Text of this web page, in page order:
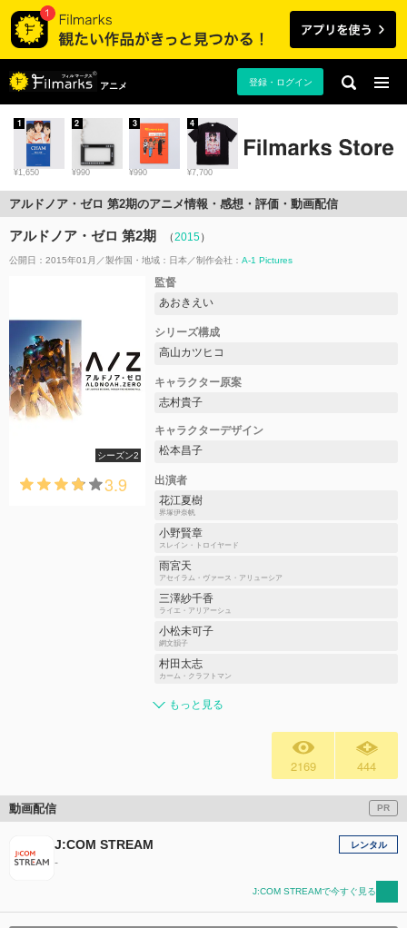
アニメ 登録・ログイン
¥1,650
1
¥990
2
¥990
3
¥7,700
4
アルドノア・ゼロ 第2期のアニメ情報・感想・評価・動画配信
アルドノア・ゼロ 第2期 （2015）
公開日：2015年01月 製作国・地域： 日本 制作会社： A-1 Pictures
シーズン2
3.9
監督
あおきえい
シリーズ構成
高山カツヒコ
キャラクター原案
志村貴子
キャラクターデザイン
松本昌子
出演者
花江夏樹
界塚伊奈帆
小野賢章
スレイン・トロイヤード
雨宮天
アセイラム・ヴァース・アリューシア
三澤紗千香
ライエ・アリアーシュ
小松未可子
網文韻子
村田太志
カーム・クラフトマン
もっと見る
2169 444
動画配信 PR
J:COM STREAM
-
レンタル
J:COM STREAMで今すぐ見る